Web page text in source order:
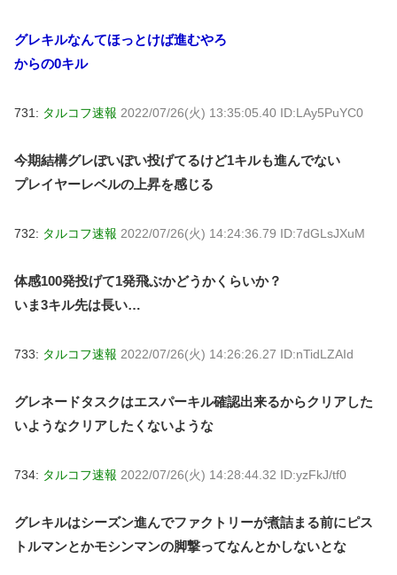
グレキルなんてほっとけば進むやろ
からの0キル
731: タルコフ速報 2022/07/26(火) 13:35:05.40 ID:LAy5PuYC0
今期結構グレぽいぽい投げてるけど1キルも進んでない
プレイヤーレベルの上昇を感じる
732: タルコフ速報 2022/07/26(火) 14:24:36.79 ID:7dGLsJXuM
体感100発投げて1発飛ぶかどうかくらいか？
いま3キル先は長い…
733: タルコフ速報 2022/07/26(火) 14:26:26.27 ID:nTidLZAId
グレネードタスクはエスパーキル確認出来るからクリアした
いようなクリアしたくないような
734: タルコフ速報 2022/07/26(火) 14:28:44.32 ID:yzFkJ/tf0
グレキルはシーズン進んでファクトリーが煮詰まる前にピス
トルマンとかモシンマンの脚撃ってなんとかしないとな